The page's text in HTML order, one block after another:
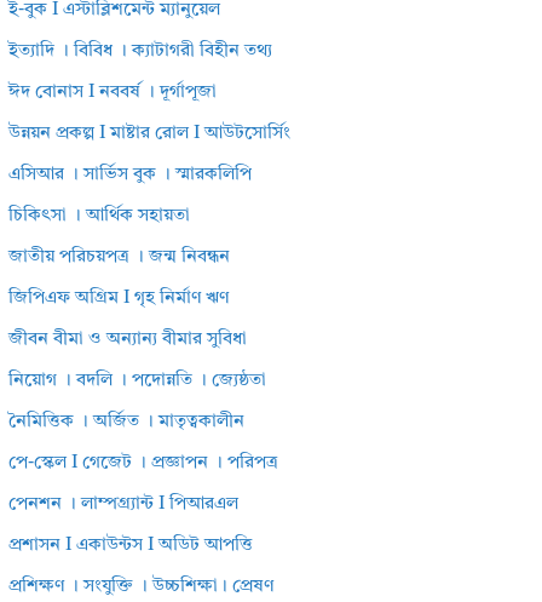
ই-বুক I এস্টাব্লিশমেন্ট ম্যানুয়েল
ইত্যাদি । বিবিধ । ক্যাটাগরী বিহীন তথ্য
ঈদ বোনাস I নববর্ষ । দূর্গাপূজা
উন্নয়ন প্রকল্প I মাষ্টার রোল I আউটসোর্সিং
এসিআর । সার্ভিস বুক । স্মারকলিপি
চিকিৎসা । আর্থিক সহায়তা
জাতীয় পরিচয়পত্র । জন্ম নিবন্ধন
জিপিএফ অগ্রিম I গৃহ নির্মাণ ঋণ
জীবন বীমা ও অন্যান্য বীমার সুবিধা
নিয়োগ । বদলি । পদোন্নতি । জ্যেষ্ঠতা
নৈমিত্তিক । অর্জিত । মাতৃত্বকালীন
পে-স্কেল I গেজেট । প্রজ্ঞাপন । পরিপত্র
পেনশন । লাম্পগ্র্যান্ট I পিআরএল
প্রশাসন I একাউন্টস I অডিট আপত্তি
প্রশিক্ষণ । সংযুক্তি । উচ্চশিক্ষা। প্রেষণ